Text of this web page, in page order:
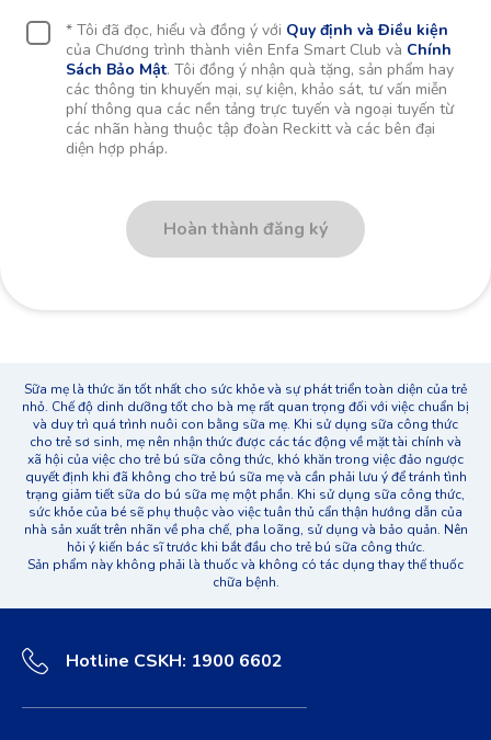
* Tôi đã đọc, hiểu và đồng ý với Quy định và Điều kiện
của Chương trình thành viên Enfa Smart Club và Chính
Sách Bảo Mật. Tôi đồng ý nhận quà tặng, sản phẩm hay
các thông tin khuyến mại, sự kiện, khảo sát, tư vấn miễn
phí thông qua các nền tảng trực tuyến và ngoại tuyến từ
các nhãn hàng thuộc tập đoàn Reckitt và các bên đại
diện hợp pháp.
Hoàn thành đăng ký
Sữa mẹ là thức ăn tốt nhất cho sức khỏe và sự phát triển toàn diện của trẻ
nhỏ. Chế độ dinh dưỡng tốt cho bà mẹ rất quan trọng đối với việc chuẩn bị
và duy trì quá trình nuôi con bằng sữa mẹ. Khi sử dụng sữa công thức
cho trẻ sơ sinh, mẹ nên nhận thức được các tác động về mặt tài chính và
xã hội của việc cho trẻ bú sữa công thức, khó khăn trong việc đảo ngược
quyết định khi đã không cho trẻ bú sữa mẹ và cần phải lưu ý để tránh tình
trạng giảm tiết sữa do bú sữa mẹ một phần. Khi sử dụng sữa công thức,
sức khỏe của bé sẽ phụ thuộc vào việc tuân thủ cẩn thận hướng dẫn của
nhà sản xuất trên nhãn về pha chế, pha loãng, sử dụng và bảo quản. Nên
hỏi ý kiến bác sĩ trước khi bắt đầu cho trẻ bú sữa công thức.
Sản phẩm này không phải là thuốc và không có tác dụng thay thế thuốc
chữa bệnh.
Hotline CSKH: 1900 6602